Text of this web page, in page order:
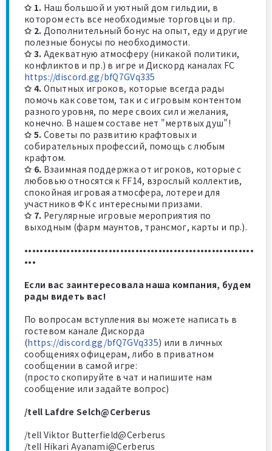
✩ 1. Наш большой и уютный дом гильдии, в
котором есть все необходимые торговцы и пр.
✩ 2. Дополнительный бонус на опыт, еду и другие
полезные бонусы по необходимости.
✩ 3. Адекватную атмосферу (никакой политики,
конфликтов и пр.) в игре и Дискорд каналах FC
https://discord.gg/bfQ7GVq335
✩ 4. Опытных игроков, которые всегда рады
помочь как советом, так и с игровым контентом
разного уровня, по мере своих сил и желания,
конечно. В нашем составе нет "мертвых душ"!
✩ 5. Советы по развитию крафтовых и
собирательных профессий, помощь с любым
крафтом.
✩ 6. Взаимная поддержка от игроков, которые с
любовью относятся к FF14, взрослый коллектив,
спокойная игровая атмосфера, лотереи для
участников ФК с интересными призами.
✩ 7. Регулярные игровые мероприятия по
выходным (фарм маунтов, трансмог, карты и пр.).
••••••••••••••••••••••••••••••••••••••••••••••••••••••••••••
•••
Если вас заинтересовала наша компания, будем
рады видеть вас!
По вопросам вступления вы можете написать в
гостевом канале Дискорда
(https://discord.gg/bfQ7GVq335) или в личных
сообщениях офицерам, либо в приватном
сообщении в самой игре:
(просто скопируйте в чат и напишите нам
сообщение или задайте вопрос)
/tell Lafdre Selch@Cerberus
/tell Viktor Butterfield@Cerberus
/tell Hikari Ayanami@Cerberus